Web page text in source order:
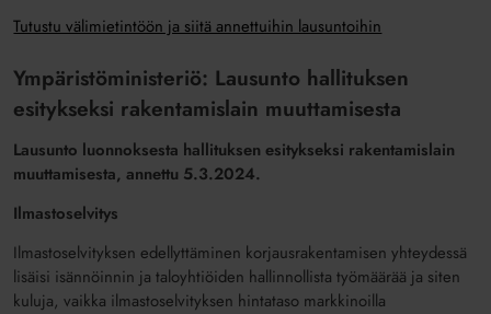
Tutustu välimietintöön ja siitä annettuihin lausuntoihin
Ympäristöministeriö: Lausunto hallituksen
esitykseksi rakentamislain muuttamisesta
Lausunto luonnoksesta hallituksen esitykseksi rakentamislain
muuttamisesta, annettu 5.3.2024.
Ilmastoselvitys
Ilmastoselvityksen edellyttäminen korjausrakentamisen yhteydessä
lisäisi isännöinnin ja taloyhtiöiden hallinnollista työmäärää ja siten
kuluja, vaikka ilmastoselvityksen hintataso markkinoilla